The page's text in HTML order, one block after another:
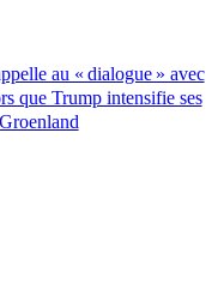
au « dialogue » avec
que Trump intensifie ses